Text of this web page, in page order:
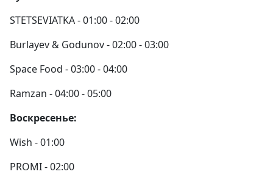
STETSEVIATKA - 01:00 - 02:00
Burlayev & Godunov - 02:00 - 03:00
Space Food - 03:00 - 04:00
Ramzan - 04:00 - 05:00
Воскресенье:
Wish - 01:00
PROMI - 02:00